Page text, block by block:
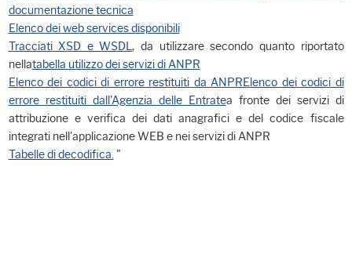
documentazione tecnica
Elenco dei web services disponibili
Tracciati XSD e WSDL, da utilizzare secondo quanto riportato
nellatabella utilizzo dei servizi di ANPR
Elenco dei codici di errore restituiti da ANPRElenco dei codici di
errore restituiti dall'Agenzia delle Entratea fronte dei servizi di
attribuzione e verifica dei dati anagrafici e del codice fiscale
integrati nell'applicazione WEB e nei servizi di ANPR
Tabelle di decodifica."